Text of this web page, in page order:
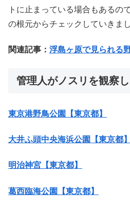
トに止まっている場合もあるの
の根元からチェックしていきまし
関連記事： 浮島ヶ原で見られる
管理人がノスリを観察
東京港野鳥公園【東京都】
大井ふ頭中央海浜公園【東京都】
明治神宮【東京都】
葛西臨海公園【東京都】